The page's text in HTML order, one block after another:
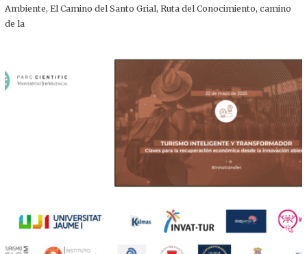
0
Ambiente, El Camino del Santo Grial, Ruta del Conocimiento, camino
de la